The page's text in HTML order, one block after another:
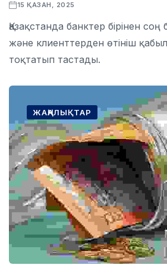
15 ҚАЗАН, 2025
Қазақстанда банктер бірінен соң
және клиенттерден өтініш
тоқтатып тастады.
ЖАҢАЛЫҚТАР